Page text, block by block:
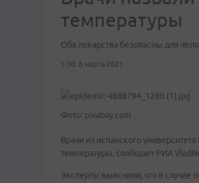
температуры
Оба лекарства безопасны для
5:30, 6 марта 2021
Фото: pixabay.com
Врачи из испанского
температуры, сообщает РИА
Эксперты выяснили, что в случае